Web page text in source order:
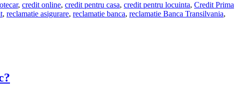
, credit online, credit pentru casa, credit pentru locuinta, Credit Prima
, reclamatie asigurare, reclamatie banca, reclamatie Banca Transilvania,